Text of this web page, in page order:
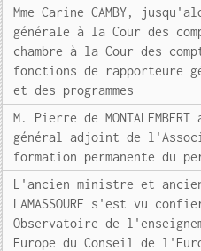
Mme Carine CAMBY,
générale à la Cour des
chambre à la Cour des
fonctions de rapporteure
et des programmes
M. Pierre de
général adjoint de
formation permanente du
L'ancien ministre et
LAMASSOURE s'est vu
Observatoire de
Europe du Conseil de